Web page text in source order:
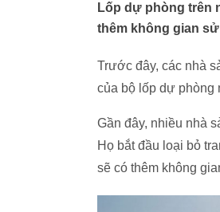
Lốp dự phòng trên
thêm không gian
Trước đây, các nhà
của bộ lốp dự phòng
Gần đây, nhiều nhà
Họ bắt đầu loại bỏ
sẽ có thêm không